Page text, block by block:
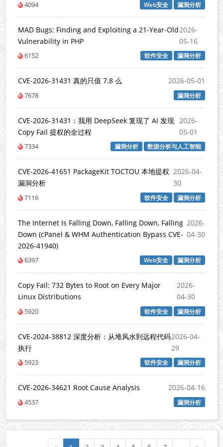
4094 Web安全 漏洞分析
MAD Bugs: Finding and Exploiting a 21-Year-Old
Vulnerability in PHP
2026-
05-16
6152 软件安全 漏洞分析
CVE-2026-31431 真的只值 7.8 么 2026-05-01
7678 漏洞分析
CVE-2026-31431：我用 DeepSeek 复现了 AI 发现
Copy Fail 提权的全过程
2026-
05-01
7334 漏洞分析 数据分析与人工智能
CVE-2026-41651 PackageKit TOCTOU 本地提权
漏洞分析
2026-04-
30
7116 软件安全 漏洞分析
The Internet Is Falling Down, Falling Down, Falling
Down (cPanel & WHM Authentication Bypass CVE-
2026-41940)
2026-
04-30
6397 Web安全 漏洞分析
Copy Fail: 732 Bytes to Root on Every Major
Linux Distributions
2026-
04-30
5920 软件安全 漏洞分析
CVE-2024-38812 深度分析：从堆风水到远程代码
执行
2026-04-
29
5923 软件安全 漏洞分析
CVE-2026-34621 Root Cause Analysis 2026-04-16
4537 漏洞分析